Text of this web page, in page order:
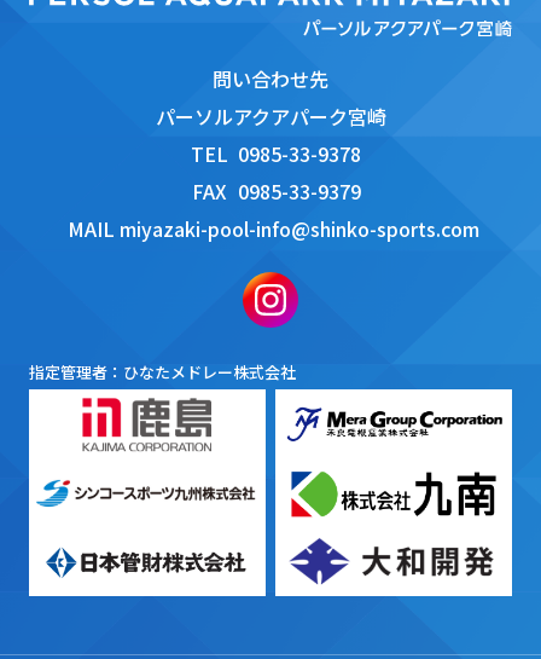
問い合わせ先
パーソルアクアパーク宮崎
TEL 0985-33-9378
FAX 0985-33-9379
MAIL miyazaki-pool-info@shinko-sports.com
指定管理者：ひなたメドレー株式会社